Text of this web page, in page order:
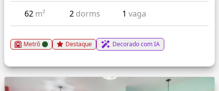
62 m² 2 dorms 1vaga
Metrô Destaque Decorado com IA